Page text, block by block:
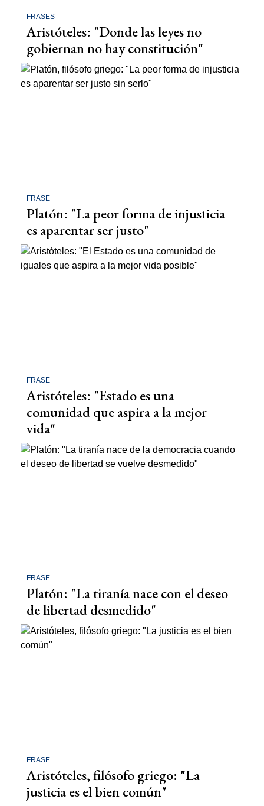
FRASES
Aristóteles: "Donde las leyes no
gobiernan no hay constitución"
FRASE
Platón: "La peor forma de injusticia
es aparentar ser justo"
FRASE
Aristóteles: "Estado es una
comunidad que aspira a la mejor
vida"
FRASE
Platón: "La tiranía nace con el deseo
de libertad desmedido"
FRASE
Aristóteles, filósofo griego: "La
justicia es el bien común"